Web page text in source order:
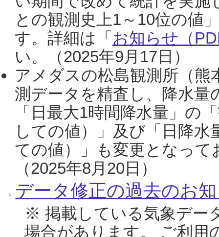
との観測史上1～10位の値
す。詳細は「 お知らせ（
い。（2025年9月17日）
アメダスの松島観測所（熊
測データを精査し、降水
「日最大1時間降水量」の
しての値）」及び「日降
ての値）」も変更となっ
（2025年8月20日）
データ修正の過去のお
※ 掲載している気象デー
場合があります。 ご利用